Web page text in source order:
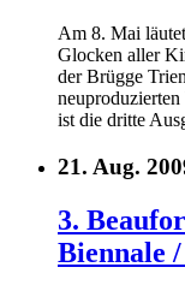
Am 8. Mai
Glocken aller
der Brügge
ist die dritte
21. Aug.
3.
Biennale